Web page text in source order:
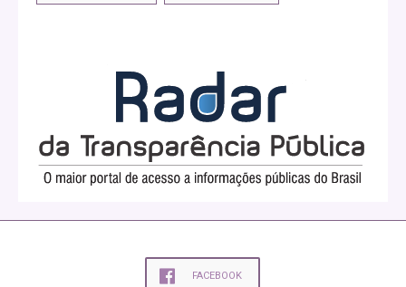
FACEBOOK